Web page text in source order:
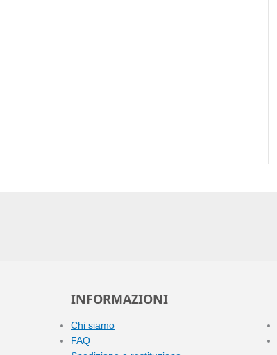
INFORMAZIONI
Chi siamo
FAQ